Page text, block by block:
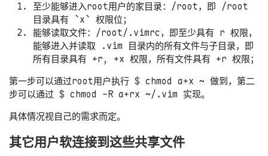
至少能够进入root用户的家目录：/root，即 /root
目录具有 `x` 权限位；
能够读取文件：/root/.vimrc，即至少具有 r 权限，
能够进入并读取 .vim 目录内的所有文件与子目录，即
所有目录具有 +r, +x 权限，所有文件具有 +r 权限；
第一步可以通过root用户执行 $ chmod a+x ~ 做到，第二
步可以通过 $ chmod -R a+rx ~/.vim 实现。
具体情况视自己的需求而定。
其它用户软连接到这些共享文件